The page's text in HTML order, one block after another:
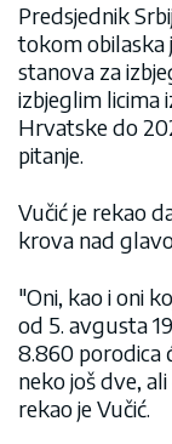
Predsjednik
tokom obilaska
stanova za
izbjeglim licima
Hrvatske do
pitanje.
Vučić je rekao
krova nad
"Oni, kao i oni
od 5. avgusta
8.860 porodica
neko još dve,
rekao je Vučić.